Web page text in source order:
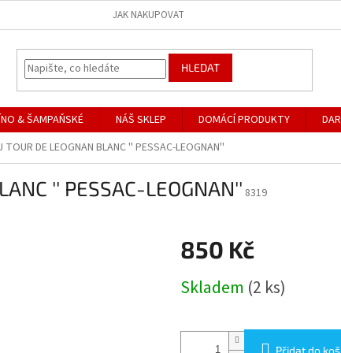
JAK NAKUPOVAT
HLEDAT
& ŠAMPAŇSKÉ NÁŠ SKLEP DOMÁCÍ PRODUKTY
TOUR DE LEOGNAN BLANC '' PESSAC-LEOGNAN''
'' PESSAC-LEOGNAN'' 8319
850 Kč
cena:
Skladem (2 ks)